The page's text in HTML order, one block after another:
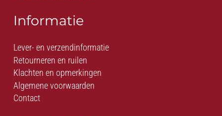
Informatie
Lever- en verzendinformatie
Retourneren en ruilen
Klachten en opmerkingen
Algemene voorwaarden
Contact